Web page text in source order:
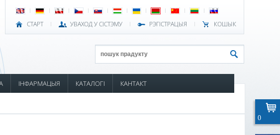
СТАРТ УВАХОД У СІСТЭМУ РЭГІСТРАЦЫЯ КОШЫК
ІНФАРМАЦЫЯ КАТАЛОГІ КАНТАКТ
0